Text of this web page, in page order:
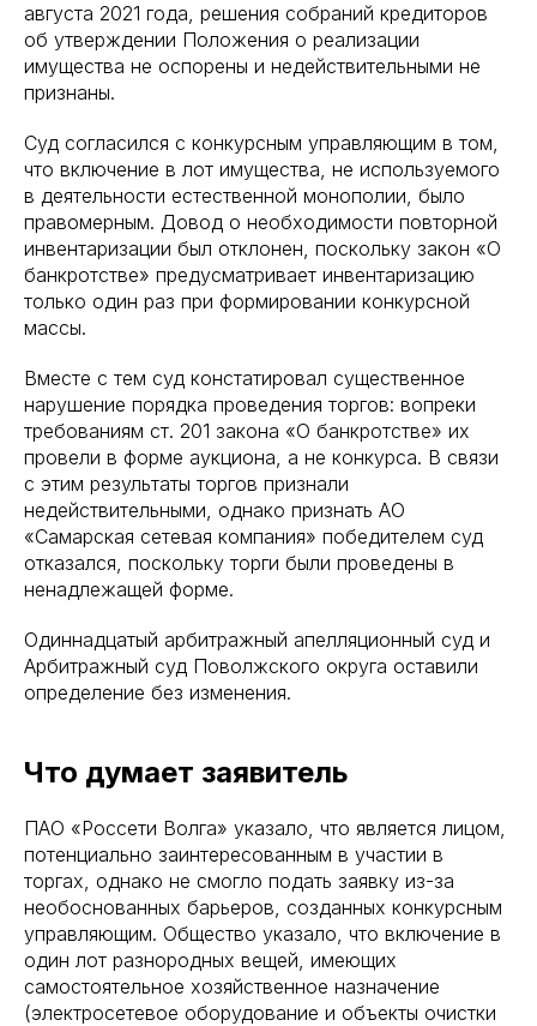
августа 2021 года, решения собраний кредиторов
об утверждении Положения о реализации
имущества не оспорены и недействительными не
признаны.
Суд согласился с конкурсным управляющим в том,
что включение в лот имущества, не используемого
в деятельности естественной монополии, было
правомерным. Довод о необходимости повторной
инвентаризации был отклонен, поскольку закон «О
банкротстве» предусматривает инвентаризацию
только один раз при формировании конкурсной
массы.
Вместе с тем суд констатировал существенное
нарушение порядка проведения торгов: вопреки
требованиям ст. 201 закона «О банкротстве» их
провели в форме аукциона, а не конкурса. В связи
с этим результаты торгов признали
недействительными, однако признать АО
«Самарская сетевая компания» победителем суд
отказался, поскольку торги были проведены в
ненадлежащей форме.
Одиннадцатый арбитражный апелляционный суд и
Арбитражный суд Поволжского округа оставили
определение без изменения.
Что думает заявитель
ПАО «Россети Волга» указало, что является лицом,
потенциально заинтересованным в участии в
торгах, однако не смогло подать заявку из-за
необоснованных барьеров, созданных конкурсным
управляющим. Общество указало, что включение в
один лот разнородных вещей, имеющих
самостоятельное хозяйственное назначение
(электросетевое оборудование и объекты очистки